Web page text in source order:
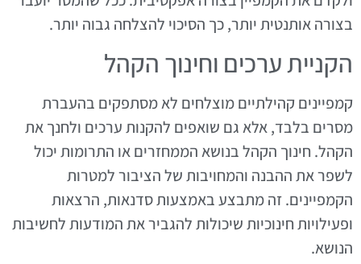
בצורה אותנטית יותר, כך הסיכוי להצלחה גבוה יותר.
הקניית ערכים וחינוך הקהל
קמפיינים קהילתיים מוצלחים לא מסתפקים בהעברת
מסרים בלבד, אלא גם שואפים להקנות ערכים ולחנך את
הקהל. חינוך הקהל בנושא הממחזרים או התרומות יכול
לשפר את ההבנה והמחויבות של הציבור למטרות
הקמפיינים. זה מתבצע באמצעות סדנאות, הרצאות
ופעילויות חינוכיות שיכולות להגביר את המודעות לחשיבות
הנושא.